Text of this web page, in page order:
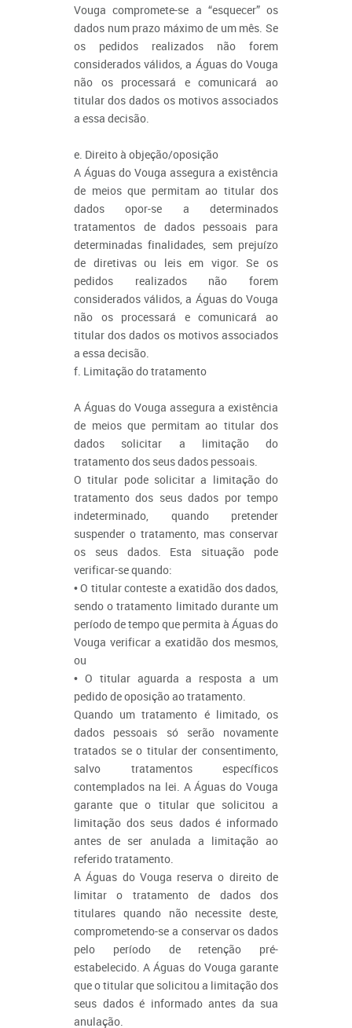
Vouga compromete-se a “esquecer” os
dados num prazo máximo de um mês. Se
os pedidos realizados não forem
considerados válidos, a Águas do Vouga
não os processará e comunicará ao
titular dos dados os motivos associados
a essa decisão.
e. Direito à objeção/oposição
A Águas do Vouga assegura a existência
de meios que permitam ao titular dos
dados opor-se a determinados
tratamentos de dados pessoais para
determinadas finalidades, sem prejuízo
de diretivas ou leis em vigor. Se os
pedidos realizados não forem
considerados válidos, a Águas do Vouga
não os processará e comunicará ao
titular dos dados os motivos associados
a essa decisão.
f. Limitação do tratamento
A Águas do Vouga assegura a existência
de meios que permitam ao titular dos
dados solicitar a limitação do
tratamento dos seus dados pessoais.
O titular pode solicitar a limitação do
tratamento dos seus dados por tempo
indeterminado, quando pretender
suspender o tratamento, mas conservar
os seus dados. Esta situação pode
verificar-se quando:
• O titular conteste a exatidão dos dados,
sendo o tratamento limitado durante um
período de tempo que permita à Águas do
Vouga verificar a exatidão dos mesmos,
ou
• O titular aguarda a resposta a um
pedido de oposição ao tratamento.
Quando um tratamento é limitado, os
dados pessoais só serão novamente
tratados se o titular der consentimento,
salvo tratamentos específicos
contemplados na lei. A Águas do Vouga
garante que o titular que solicitou a
limitação dos seus dados é informado
antes de ser anulada a limitação ao
referido tratamento.
A Águas do Vouga reserva o direito de
limitar o tratamento de dados dos
titulares quando não necessite deste,
comprometendo-se a conservar os dados
pelo período de retenção pré-
estabelecido. A Águas do Vouga garante
que o titular que solicitou a limitação dos
seus dados é informado antes da sua
anulação.